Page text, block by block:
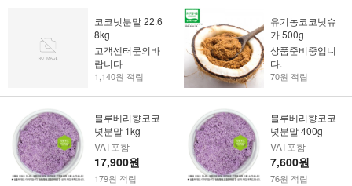
코코넛분말 22.6
8kg
고객센터문의바
랍니다
1,140원 적립
유기농코코넛슈
가 500g
상품준비중입니
다.
70원 적립
블루베리향코코
넛분말 1kg
VAT포함
17,900원
179원 적립
블루베리향코코
넛분말 400g
VAT포함
7,600원
76원 적립